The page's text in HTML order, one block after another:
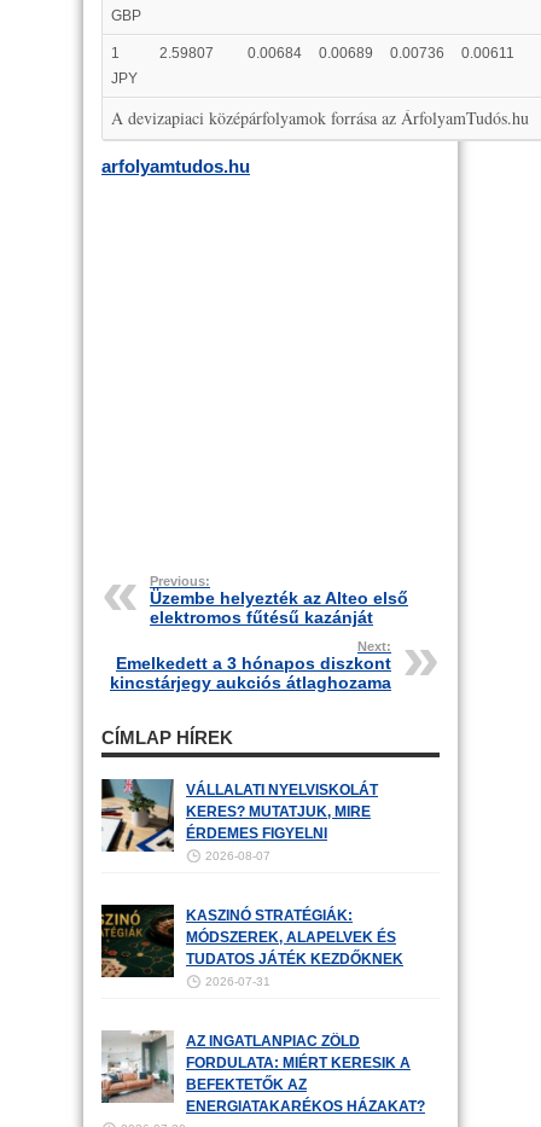
GBP
1
JPY
2.59807 0.00684 0.00689 0.00736 0.00611
A devizapiaci középárfolyamok forrása az ÁrfolyamTudós.hu
arfolyamtudos.hu
Previous:
Üzembe helyezték az Alteo első
elektromos fűtésű kazánját
Next:
Emelkedett a 3 hónapos diszkont
kincstárjegy aukciós átlaghozama
CÍMLAP HÍREK
VÁLLALATI NYELVISKOLÁT
KERES? MUTATJUK, MIRE
ÉRDEMES FIGYELNI
2026-08-07
KASZINÓ STRATÉGIÁK:
MÓDSZEREK, ALAPELVEK ÉS
TUDATOS JÁTÉK KEZDŐKNEK
2026-07-31
AZ INGATLANPIAC ZÖLD
FORDULATA: MIÉRT KERESIK A
BEFEKTETŐK AZ
ENERGIATAKARÉKOS HÁZAKAT?